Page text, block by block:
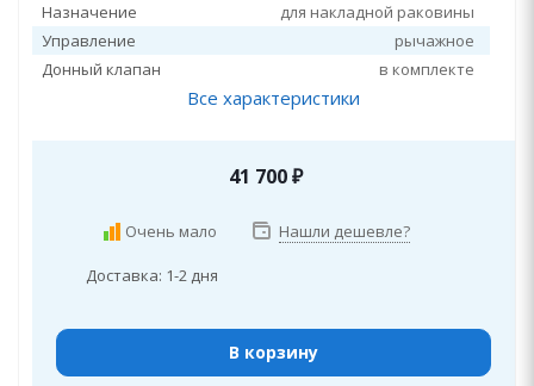
Назначение
для накладной раковины
Управление
рычажное
Донный клапан
в комплекте
Все характеристики
41 700₽
Очень мало Нашли дешевле?
Доставка: 1-2 дня
В корзину